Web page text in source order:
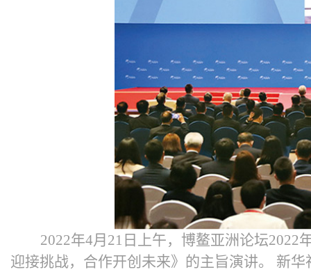
2022年4月21日上午，博鳌亚洲论坛
迎接挑战，合作开创未来》的主旨演讲。 新华